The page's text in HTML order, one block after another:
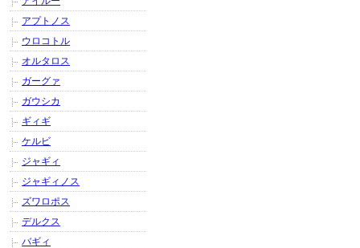
アプトノス
ウロコトル
オルタロス
ガーグァ
ガウシカ
ギィギ
ケルビ
ジャギィ
ジャギィノス
ズワロポス
デルクス
バギィ